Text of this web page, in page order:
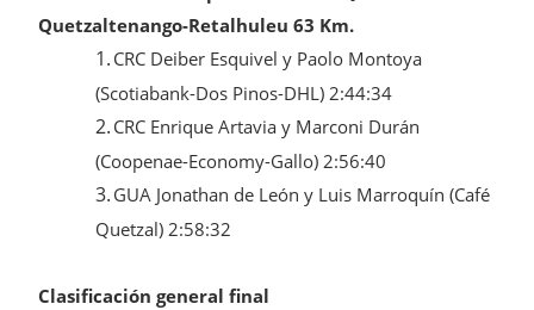
Quetzaltenango-Retalhuleu 63 Km.
1. CRC Deiber Esquivel y Paolo Montoya
(Scotiabank-Dos Pinos-DHL) 2:44:34
2. CRC Enrique Artavia y Marconi Durán
(Coopenae-Economy-Gallo) 2:56:40
3. GUA Jonathan de León y Luis Marroquín (Café
Quetzal) 2:58:32
Clasificación general final